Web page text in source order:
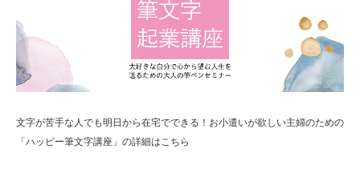
文字が苦手な人でも明日から在宅でできる！お小遣いが欲しい主婦のための
「ハッピー筆文字講座」の詳細はこちら